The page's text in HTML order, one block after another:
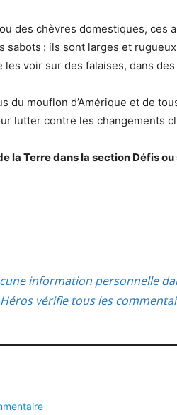
des chèvres domestiques,
sabots : ils sont larges et
les voir sur des falaises, dans
du mouflon d’Amérique et de
lutter contre les changements
la Terre dans la section Défis
information personnelle
vérifie tous les